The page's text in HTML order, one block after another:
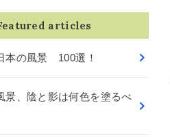
articles
本の風景 100選！
景、陰と影は何色を塗るべ